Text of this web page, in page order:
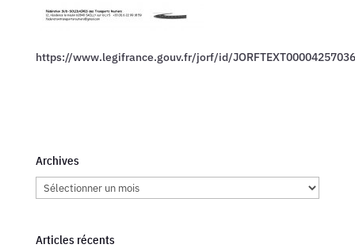
https://www.legifrance.gouv.fr/jorf/id/
Archives
Archives
Articles récents